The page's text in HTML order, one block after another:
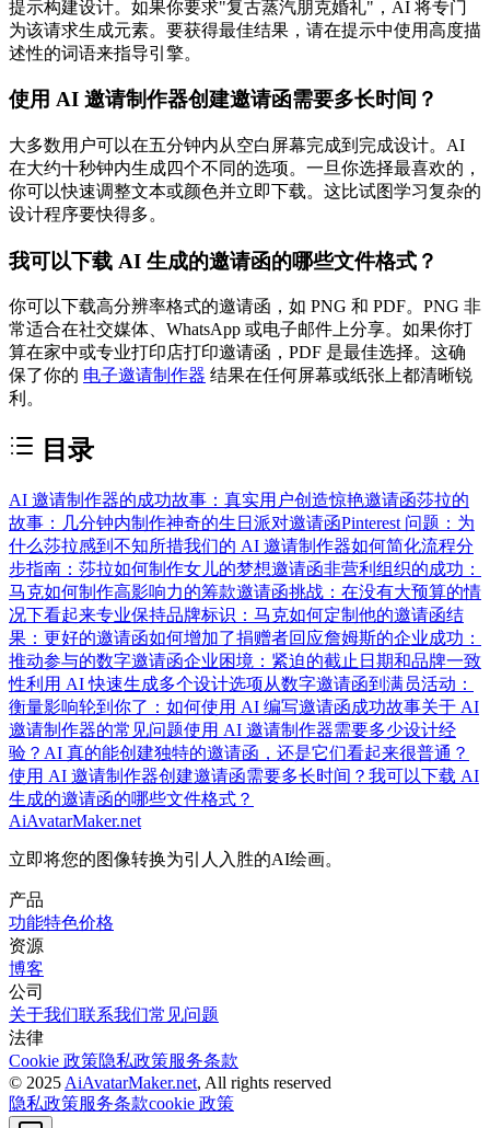
提示构建设计。如果你要求"复古蒸汽朋克婚礼"，AI 将专门
为该请求生成元素。要获得最佳结果，请在提示中使用高度描
述性的词语来指导引擎。
使用 AI 邀请制作器创建邀请函需要多长时间？
大多数用户可以在五分钟内从空白屏幕完成到完成设计。AI
在大约十秒钟内生成四个不同的选项。一旦你选择最喜欢的，
你可以快速调整文本或颜色并立即下载。这比试图学习复杂的
设计程序要快得多。
我可以下载 AI 生成的邀请函的哪些文件格式？
你可以下载高分辨率格式的邀请函，如 PNG 和 PDF。PNG 非
常适合在社交媒体、WhatsApp 或电子邮件上分享。如果你打
算在家中或专业打印店打印邀请函，PDF 是最佳选择。这确
保了你的 电子邀请制作器 结果在任何屏幕或纸张上都清晰锐
利。
目录
AI 邀请制作器的成功故事：真实用户创造惊艳邀请函莎拉的
故事：几分钟内制作神奇的生日派对邀请函Pinterest 问题：为
什么莎拉感到不知所措我们的 AI 邀请制作器如何简化流程分
步指南：莎拉如何制作女儿的梦想邀请函非营利组织的成功：
马克如何制作高影响力的筹款邀请函挑战：在没有大预算的情
况下看起来专业保持品牌标识：马克如何定制他的邀请函结
果：更好的邀请函如何增加了捐赠者回应詹姆斯的企业成功：
推动参与的数字邀请函企业困境：紧迫的截止日期和品牌一致
性利用 AI 快速生成多个设计选项从数字邀请函到满员活动：
衡量影响轮到你了：如何使用 AI 编写邀请函成功故事关于 AI
邀请制作器的常见问题使用 AI 邀请制作器需要多少设计经
验？ AI 真的能创建独特的邀请函，还是它们看起来很普通？
使用 AI 邀请制作器创建邀请函需要多长时间？ 我可以下载 AI
生成的邀请函的哪些文件格式？
AiAvatarMaker.net
立即将您的图像转换为引人入胜的AI绘画。
产品
功能特色价格
资源
博客
公司
关于我们联系我们常见问题
法律
Cookie 政策隐私政策服务条款
© 2025 AiAvatarMaker.net, All rights reserved
隐私政策服务条款cookie 政策